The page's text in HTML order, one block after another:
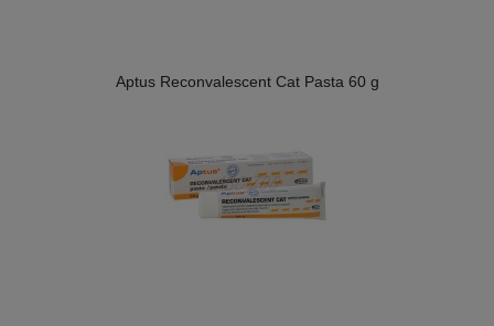
Aptus Reconvalescent Cat Pasta 60 g